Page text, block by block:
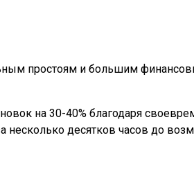
простоям и большим
на 30-40% благодаря
несколько десятков часов до